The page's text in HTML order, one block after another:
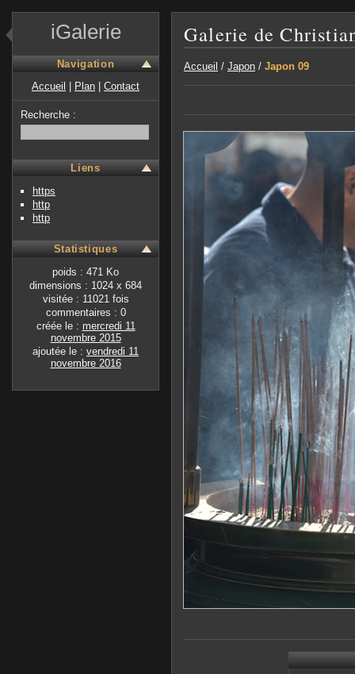
iGalerie
Navigation
Accueil
Plan Contact
Recherche :
Liens
https
http
http
Statistiques
poids : 471 Ko
dimensions : 1024 x 684
visitée : 11021 fois
commentaires : 0
créée le : mercredi 11
novembre 2015
ajoutée le : vendredi 11
novembre 2016
Galerie de
Accueil / Japon / Japon 09